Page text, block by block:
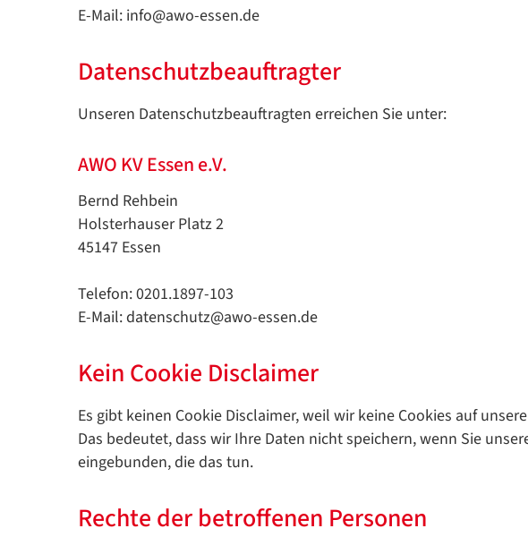
E-Mail: info@awo-essen.de
Datenschutzbeauftragter
Unseren Datenschutzbeauftragten erreichen Sie unter:
AWO KV Essen e.V.
Bernd Rehbein
Holsterhauser Platz 2
45147 Essen
Telefon: 0201.1897-103
E-Mail: datenschutz@awo-essen.de
Kein Cookie Disclaimer
Es gibt keinen Cookie Disclaimer, weil wir keine Cookies auf
Das bedeutet, dass wir Ihre Daten nicht speichern, wenn Sie
eingebunden, die das tun.
Rechte der betroffenen Personen